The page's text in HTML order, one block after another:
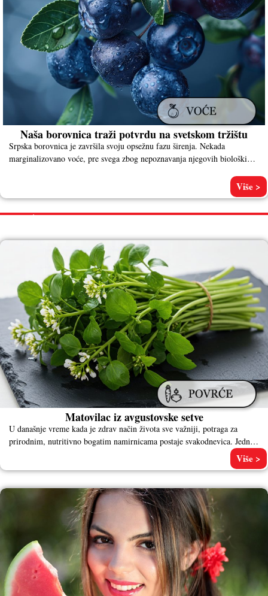
Naša borovnica traži potvrdu na svetskom tržištu
Srpska borovnica je završila svoju opsežnu fazu širenja. Nekada
marginalizovano voće, pre svega zbog nepoznavanja njegovih bioloških
Više >
POVRĆE
Matovilac iz avgustovske setve
U današnje vreme kada je zdrav način života sve važniji, potraga za
prirodnim, nutritivno bogatim namirnicama postaje svakodnevica. Jedna
Više >